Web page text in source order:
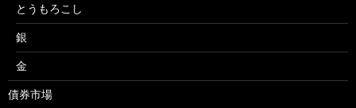
とうもろこし
銀
金
債券市場